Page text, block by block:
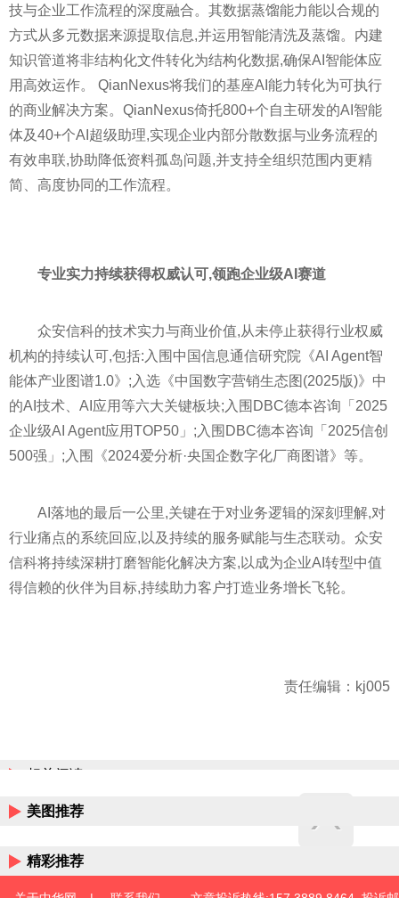
技与企业工作流程的深度融合。其数据蒸馏能力能以合规的
方式从多元数据来源提取信息,并运用智能清洗及蒸馏。内建
知识管道将非结构化文件转化为结构化数据,确保AI智能体应
用高效运作。 QianNexus将我们的基座AI能力转化为可执行
的商业解决方案。QianNexus倚托800+个自主研发的AI智能
体及40+个AI超级助理,实现企业内部分散数据与业务流程的
有效串联,协助降低资料孤岛问题,并支持全组织范围内更精
简、高度协同的工作流程。
专业实力持续获得权威认可,领跑企业级AI赛道
众安信科的技术实力与商业价值,从未停止获得行业权威
机构的持续认可,包括:入围中国信息通信研究院《AI Agent智
能体产业图谱1.0》;入选《中国数字营销生态图(2025版)》中
的AI技术、AI应用等六大关键板块;入围DBC德本咨询「2025
企业级AI Agent应用TOP50」;入围DBC德本咨询「2025信创
500强」;入围《2024爱分析·央国企数字化厂商图谱》等。
AI落地的最后一公里,关键在于对业务逻辑的深刻理解,对
行业痛点的系统回应,以及持续的服务赋能与生态联动。众安
信科将持续深耕打磨智能化解决方案,以成为企业AI转型中值
得信赖的伙伴为目标,持续助力客户打造业务增长飞轮。
责任编辑：kj005
相关阅读
美图推荐
精彩推荐